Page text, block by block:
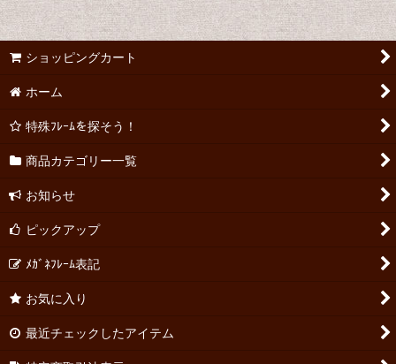
ショッピングカート
ホーム
特殊ﾌﾚｰﾑを探そう！
商品カテゴリー一覧
お知らせ
ピックアップ
ﾒｶﾞﾈﾌﾚｰﾑ表記
お気に入り
最近チェックしたアイテム